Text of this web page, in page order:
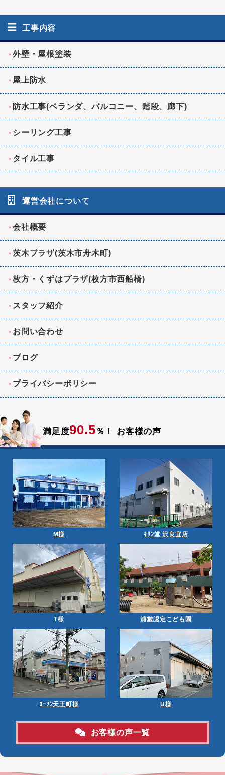
工事内容
外壁・屋根塗装
屋上防水
防水工事(ベランダ、バルコニー、階段、廊下)
シーリング工事
タイル工事
運営会社について
会社概要
茨木プラザ(茨木市舟木町)
枚方・くずはプラザ(枚方市西船橋)
スタッフ紹介
お問い合わせ
ブログ
プライバシーポリシー
満足度90.5 ％！ お客様の声
M様 ｷﾘﾝ堂 沢良宜店
T様 浦堂認定こども園
ﾛｰｿﾝ天王町様 U様
お客様の声一覧